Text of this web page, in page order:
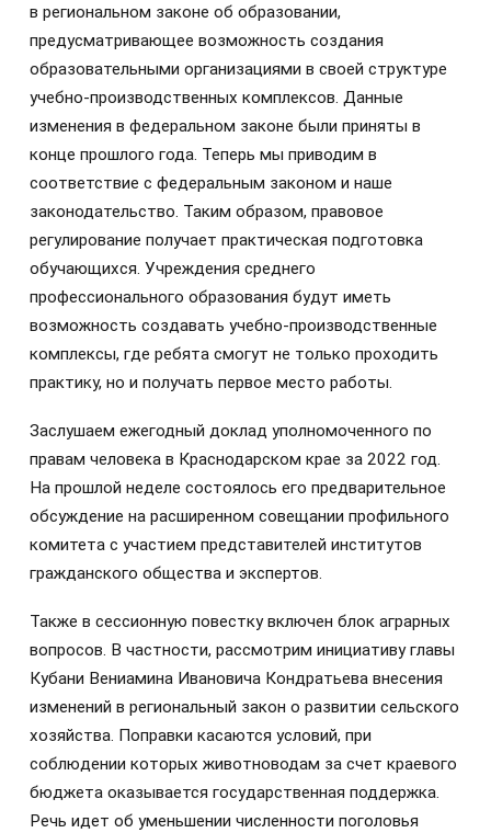
в региональном законе об образовании,
предусматривающее возможность создания
образовательными организациями в своей структуре
учебно-производственных комплексов. Данные
изменения в федеральном законе были приняты в
конце прошлого года. Теперь мы приводим в
соответствие с федеральным законом и наше
законодательство. Таким образом, правовое
регулирование получает практическая подготовка
обучающихся. Учреждения среднего
профессионального образования будут иметь
возможность создавать учебно-производственные
комплексы, где ребята смогут не только проходить
практику, но и получать первое место работы.
Заслушаем ежегодный доклад уполномоченного по
правам человека в Краснодарском крае за 2022 год.
На прошлой неделе состоялось его предварительное
обсуждение на расширенном совещании профильного
комитета с участием представителей институтов
гражданского общества и экспертов.
Также в сессионную повестку включен блок аграрных
вопросов. В частности, рассмотрим инициативу главы
Кубани Вениамина Ивановича Кондратьева внесения
изменений в региональный закон о развитии сельского
хозяйства. Поправки касаются условий, при
соблюдении которых животноводам за счет краевого
бюджета оказывается государственная поддержка.
Речь идет об уменьшении численности поголовья